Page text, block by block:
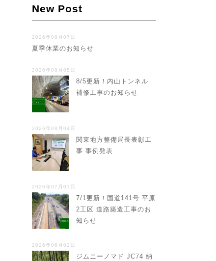
New Post
2026年08月07日
夏季休業のお知らせ
2026年08月05日
8/5更新！内山トンネル
補修工事のお知らせ
2026年08月04日
関東地方整備局長表彰工
事 事例発表
2026年07月01日
7/1更新！国道141号 平原
2工区 道路築造工事のお
知らせ
2026年06月02日
ジムニーノマド JC74 納